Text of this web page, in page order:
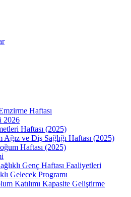
Haftası
2026
Haftası (2025)
ve Diş Sağlığı Haftası (2025)
Haftası (2025)
Genç Haftası Faaliyetleri
Gelecek Programı
Katılımı Kapasite Geliştirme